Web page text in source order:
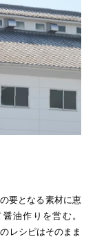
要となる素材に恵
油作りを営む。
のレシピはそのまま